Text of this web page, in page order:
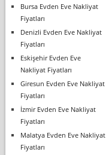
Bursa Evden Eve Nakliyat
Fiyatları
Denizli Evden Eve Nakliyat
Fiyatları
Eskişehir Evden Eve
Nakliyat Fiyatları
Giresun Evden Eve Nakliyat
Fiyatları
İzmir Evden Eve Nakliyat
Fiyatları
Malatya Evden Eve Nakliyat
Fiyatları